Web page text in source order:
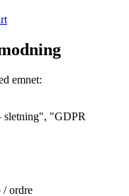
emnet:
"GDPR
/ ordre